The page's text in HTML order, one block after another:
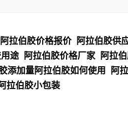
拉伯胶价格报价 阿拉伯胶
途 阿拉伯胶价格厂家 阿拉
加量阿拉伯胶如何使用 阿
拉伯胶小包装